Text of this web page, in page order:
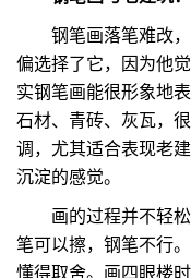
钢笔画落笔难改，
偏选择了它，因为他
实钢笔画能很形象地
石材、青砖、灰瓦，
调，尤其适合表现老
沉淀的感觉。
画的过程并不轻松
笔可以擦，钢笔不行
懂得取舍。画四眼楼